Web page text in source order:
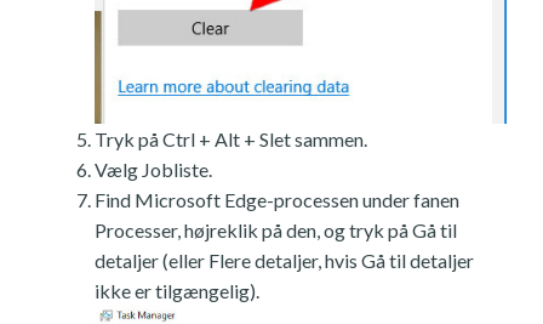
Tryk på Ctrl + Alt + Slet sammen.
Vælg Jobliste.
Find Microsoft Edge-processen under fanen
Processer, højreklik på den, og tryk på Gå til
detaljer (eller Flere detaljer, hvis Gå til detaljer
ikke er tilgængelig).